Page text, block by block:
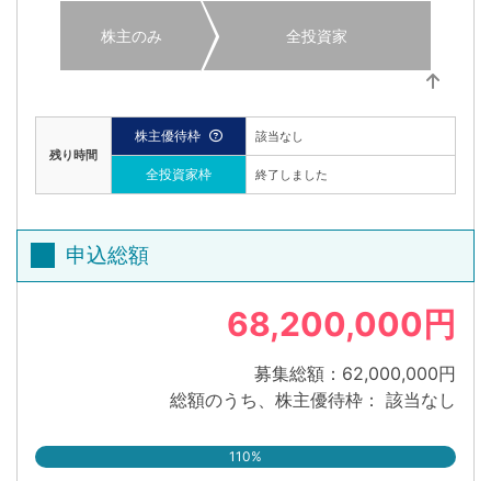
株主のみ 全投資家
残り時間
株主優待枠 該当なし
全投資家枠 終了しました
申込総額
68,200,000円
募集総額：62,000,000円
総額のうち、株主優待枠： 該当なし
110%